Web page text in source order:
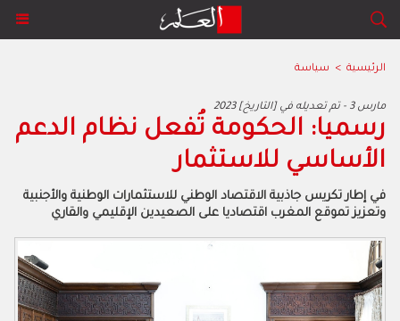
الرئيسية > سياسة
2023 مارس 3 - تم تعديله في [التاريخ]
رسميا: الحكومة تُفعل نظام الدعم
الأساسي للاستثمار
في إطار تكريس جاذبية الاقتصاد الوطني للاستثمارات الوطنية والأجنبية
وتعزيز تموقع المغرب اقتصاديا على الصعيدين الإقليمي والقاري